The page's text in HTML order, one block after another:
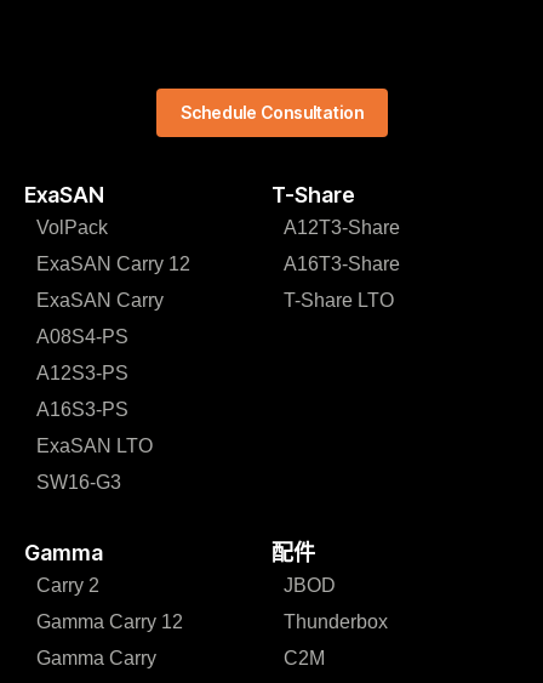
ExaSAN T-Share
VolPack
ExaSAN Carry 12
ExaSAN Carry
A08S4-PS
A12S3-PS
A16S3-PS
ExaSAN LTO
SW16-G3
A12T3-Share
A16T3-Share
T-Share LTO
Gamma 配件
Carry 2
Gamma Carry 12
Gamma Carry
JBOD
Thunderbox
C2M
Schedule Consultation